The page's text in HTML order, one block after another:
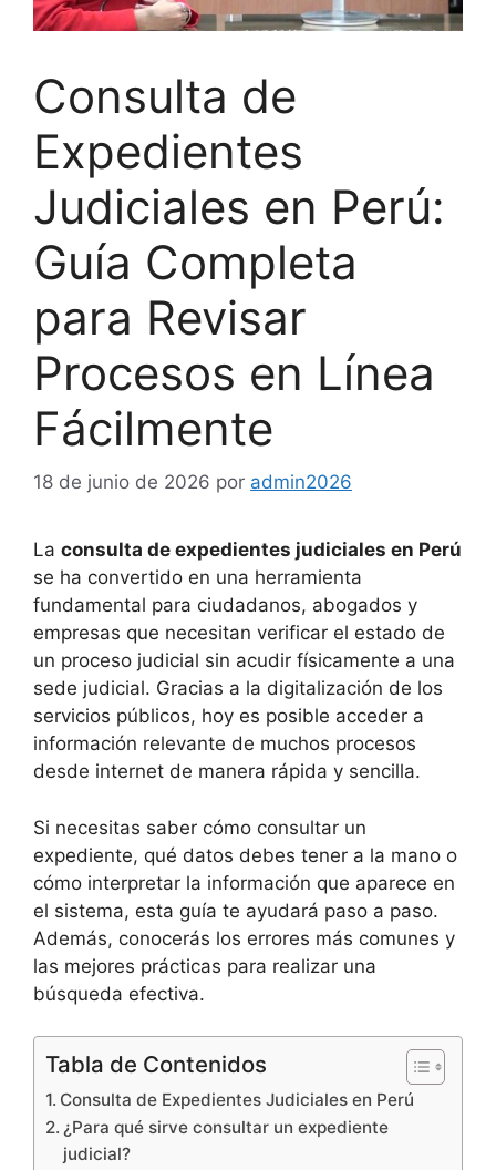
Consulta de
Expedientes
Judiciales en Perú:
Guía Completa
para Revisar
Procesos en Línea
Fácilmente
18 de junio de 2026 por admin2026
La consulta de expedientes judiciales en Perú
se ha convertido en una herramienta
fundamental para ciudadanos, abogados y
empresas que necesitan verificar el estado de
un proceso judicial sin acudir físicamente a una
sede judicial. Gracias a la digitalización de los
servicios públicos, hoy es posible acceder a
información relevante de muchos procesos
desde internet de manera rápida y sencilla.
Si necesitas saber cómo consultar un
expediente, qué datos debes tener a la mano o
cómo interpretar la información que aparece en
el sistema, esta guía te ayudará paso a paso.
Además, conocerás los errores más comunes y
las mejores prácticas para realizar una
búsqueda efectiva.
Tabla de Contenidos
Consulta de Expedientes Judiciales en Perú
¿Para qué sirve consultar un expediente
judicial?